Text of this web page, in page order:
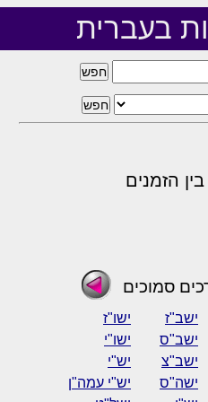
בעברית
הזמנים
סמוכים
ישב"ז
ישו"ז
ישב"ס
ישו"י
ישב"צ
יש"י
ישה"ס
יש"י עמה"ן